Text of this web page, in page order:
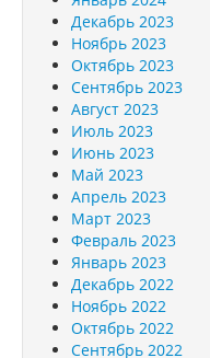
Декабрь 2023
Ноябрь 2023
Октябрь 2023
Сентябрь 2023
Август 2023
Июль 2023
Июнь 2023
Май 2023
Апрель 2023
Март 2023
Февраль 2023
Январь 2023
Декабрь 2022
Ноябрь 2022
Октябрь 2022
Сентябрь 2022